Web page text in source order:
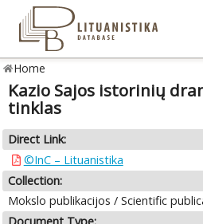
Home
Kazio Sajos istorinių
tinklas
Direct Link:
©InC – Lituanistika
Collection:
Mokslo publikacijos / Scientific